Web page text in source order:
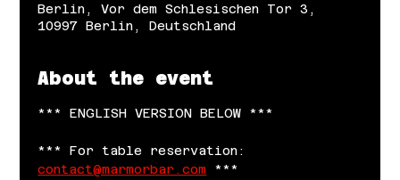
Berlin, Vor dem Schlesischen Tor 3,
10997 Berlin, Deutschland
About the event
*** ENGLISH VERSION BELOW ***
*** For table reservation:
contact@marmorbar.com ***